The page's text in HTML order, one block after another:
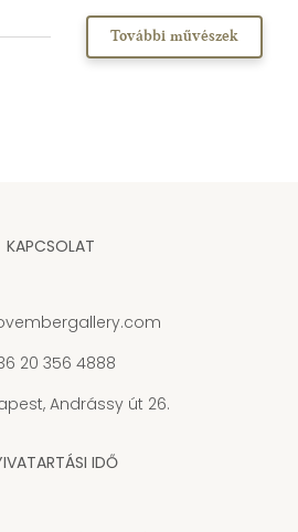
További művészek
KAPCSOLAT
20 356 4888
Andrássy út 26.
IDŐ